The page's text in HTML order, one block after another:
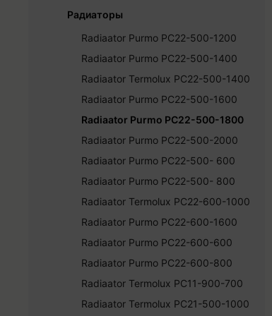
Радиаторы
Radiaator Purmo PC22-500-1200
Radiaator Purmo PC22-500-1400
Radiaator Termolux PC22-500-1400
Radiaator Purmo PC22-500-1600
Radiaator Purmo PC22-500-1800
Radiaator Purmo PC22-500-2000
Radiaator Purmo PC22-500- 600
Radiaator Purmo PC22-500- 800
Radiaator Termolux PC22-600-1000
Radiaator Purmo PC22-600-1600
Radiaator Purmo PC22-600-600
Radiaator Purmo PC22-600-800
Radiaator Termolux PC11-900-700
Radiaator Termolux PC21-500-1000